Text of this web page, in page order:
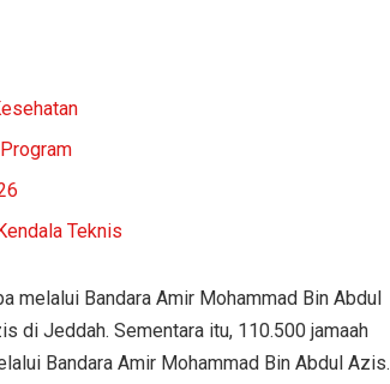
Teknis
melalui Bandara Amir Mohammad Bin Abdul
di Jeddah. Sementara itu, 110.500 jamaah
Bandara Amir Mohammad Bin Abdul Azis.